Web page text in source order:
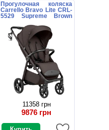
Прогулочная коляска
Carrello Bravo Lite CRL-
5529 Supreme Brown
подстаканником
11358 грн
9876 грн